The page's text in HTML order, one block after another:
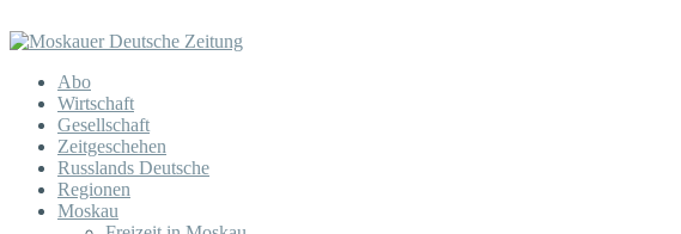
Abo
Wirtschaft
Gesellschaft
Zeitgeschehen
Russlands Deutsche
Regionen
Moskau